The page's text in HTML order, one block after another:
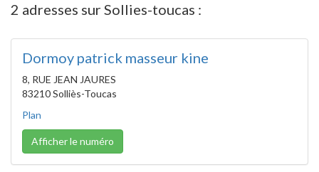
2 adresses sur Sollies-toucas :
Dormoy patrick masseur kine
8, RUE JEAN JAURES
83210 Solliès-Toucas
Plan
Afficher le numéro